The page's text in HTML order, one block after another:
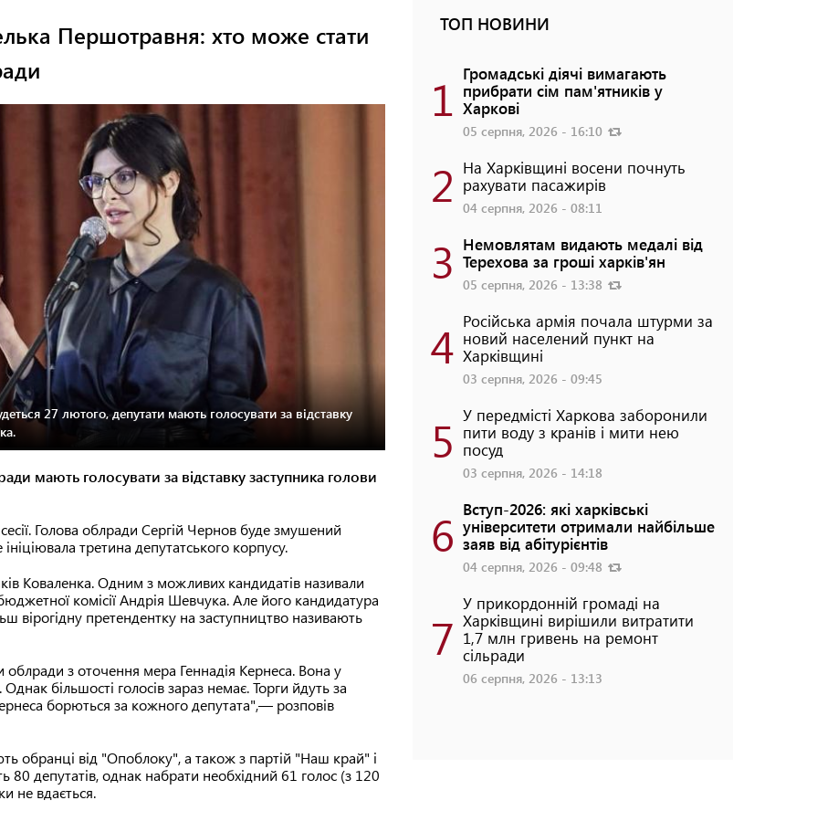
Першотравня: хто може стати
27 лютого, депутати мають голосувати за відставку
мають голосувати за відставку заступника голови
Голова облради Сергій Чернов буде змушений
третина депутатського корпусу.
Коваленка. Одним з можливих кандидатів називали
комісії Андрія Шевчука. Але його кандидатура
вірогідну претендентку на заступництво називають
облради з оточення мера Геннадія Кернеса. Вона у
більшості голосів зараз немає. Торги йдуть за
борються за кожного депутата",— розповів
обранці від "Опоблоку", а також з партій "Наш край" і
80 депутатів, однак набрати необхідний 61 голос (з 120
не вдається.
ТОП НОВИНИ
1 Громадські діячі вимагають
прибрати сім пам'ятників у
Харкові
05 серпня, 2026 - 16:10
2 На Харківщині восени почнуть
рахувати пасажирів
04 серпня, 2026 - 08:11
3 Немовлятам видають медалі від
Терехова за гроші харків'ян
05 серпня, 2026 - 13:38
4 Російська армія почала штурми за
новий населений пункт на
Харківщині
03 серпня, 2026 - 09:45
5 У передмісті Харкова заборонили
пити воду з кранів і мити нею
посуд
03 серпня, 2026 - 14:18
6 Вступ-2026: які харківські
університети отримали найбільше
заяв від абітурієнтів
04 серпня, 2026 - 09:48
7
У прикордонній громаді на
Харківщині вирішили витратити
1,7 млн гривень на ремонт
сільради
06 серпня, 2026 - 13:13